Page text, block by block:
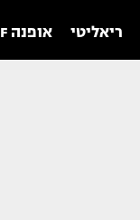
ריאליטי אופנה TMF